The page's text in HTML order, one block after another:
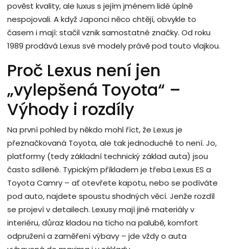
pověst kvality, ale luxus s jejím jménem lidé úplně
nespojovali. A když Japonci něco chtějí, obvykle to
časem i mají: stačil vznik samostatné značky. Od roku
1989 prodává Lexus své modely právě pod touto vlajkou.
Proč Lexus není jen
„vylepšená Toyota“ –
Výhody i rozdíly
Na první pohled by někdo mohl říct, že Lexus je
přeznačkovaná Toyota, ale tak jednoduché to není. Jo,
platformy (tedy základní technický základ auta) jsou
často sdílené. Typickým příkladem je třeba Lexus ES a
Toyota Camry – ať otevřete kapotu, nebo se podíváte
pod auto, najdete spoustu shodných věcí. Jenže rozdíl
se projeví v detailech. Lexusy mají jiné materiály v
interiéru, důraz kladou na ticho na palubě, komfort
odpružení a zaměření výbavy – jde vždy o auta